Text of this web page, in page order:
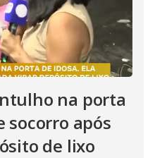
na porta
socorro após
de lixo